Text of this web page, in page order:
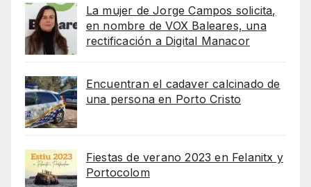
La mujer de Jorge Campos solicita,
en nombre de VOX Baleares, una
rectificación a Digital Manacor
Encuentran el cadaver calcinado de
una persona en Porto Cristo
Fiestas de verano 2023 en Felanitx y
Portocolom